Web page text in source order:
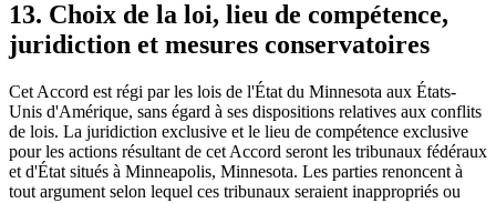
13. Choix de la loi, lieu de compétence,
juridiction et mesures conservatoires
Cet Accord est régi par les lois de l'État du Minnesota aux États-
Unis d'Amérique, sans égard à ses dispositions relatives aux conflits
de lois. La juridiction exclusive et le lieu de compétence exclusive
pour les actions résultant de cet Accord seront les tribunaux fédéraux
et d'État situés à Minneapolis, Minnesota. Les parties renoncent à
tout argument selon lequel ces tribunaux seraient inappropriés ou